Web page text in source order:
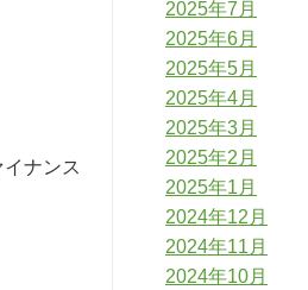
ナンス
2025年7月
2025年6月
2025年5月
2025年4月
2025年3月
2025年2月
2025年1月
2024年12月
2024年11月
2024年10月